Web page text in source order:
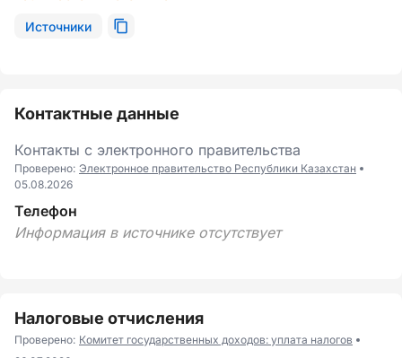
Источники
Контактные данные
Контакты с электронного правительства
Проверено: Электронное правительство Республики Казахстан
05.08.2026
Телефон
Информация в источнике отсутствует
Налоговые отчисления
Проверено: Комитет государственных доходов: уплата налогов